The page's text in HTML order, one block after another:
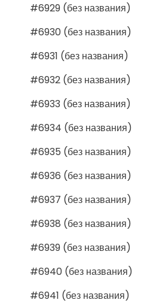
#6929 (без названия)
#6930 (без названия)
#6931 (без названия)
#6932 (без названия)
#6933 (без названия)
#6934 (без названия)
#6935 (без названия)
#6936 (без названия)
#6937 (без названия)
#6938 (без названия)
#6939 (без названия)
#6940 (без названия)
#6941 (без названия)